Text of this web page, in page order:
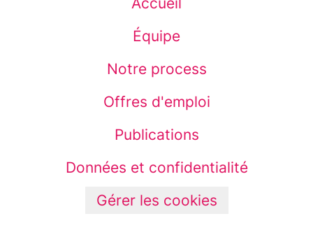
Équipe
Notre process
Offres d'emploi
Publications
Données et confidentialité
Gérer les cookies